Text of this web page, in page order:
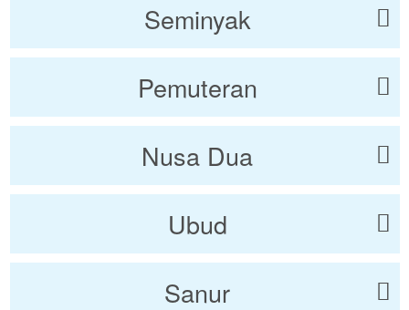
Seminyak
Pemuteran
Nusa Dua
Ubud
Sanur